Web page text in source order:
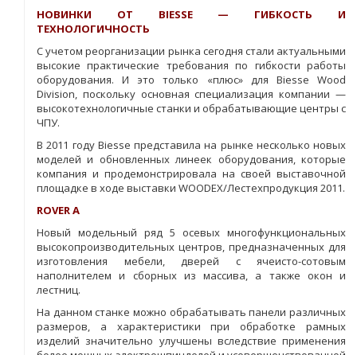
НОВИНКИ ОТ BIESSE — ГИБКОСТЬ И
ТЕХНОЛОГИЧНОСТЬ
С учетом реорганизации рынка сегодня стали актуальными
высокие практические требования по гибкости работы
оборудования. И это только «плюс» для Biesse Wood
Division, поскольку основная специализация компании —
высокотехнологичные станки и обрабатывающие центры с
ЧПУ.
В 2011 году Biesse представила на рынке несколько новых
моделей и обновленных линеек оборудования, которые
компания и продемонстрировала на своей выставочной
площадке в ходе выставки WOODEX/Лестехпродукция 2011.
ROVER А
Новый модельный ряд 5 осевых многофункциональных
высокопроизводительных центров, предназначенных для
изготовления мебели, дверей с ячеисто-сотовым
наполнителем и сборных из массива, а также окон и
лестниц.
На данном станке можно обрабатывать панели различных
размеров, а характеристики при обработке рамных
изделий значительно улучшены вследствие применения